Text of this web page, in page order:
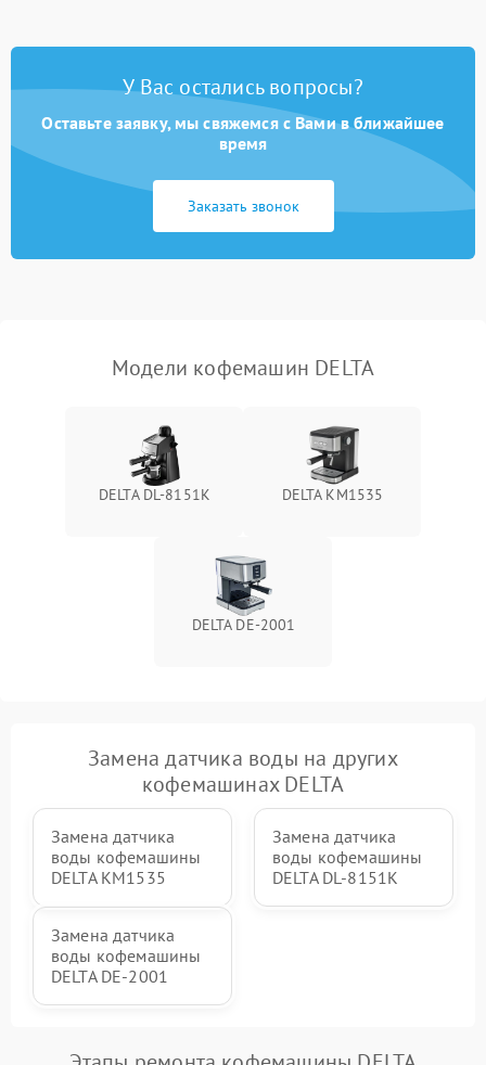
Постоянные сбои в работе 1500 ₽ Подробнее →
У Вас остались вопросы?
Оставьте заявку, мы свяжемся с Вами в ближайшее
время
Заказать звонок
Модели кофемашин DELTA
DELTA DL-8151K DELTA KM1535
DELTA DE-2001
Замена датчика воды на других
кофемашинах DELTA
Замена датчика
воды кофемашины
DELTA KM1535
Замена датчика
воды кофемашины
DELTA DL-8151K
Замена датчика
воды кофемашины
DELTA DE-2001